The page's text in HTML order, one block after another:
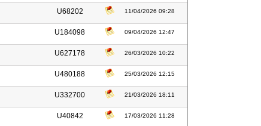
U68202 11/04/2026 09:28
U184098 09/04/2026 12:47
U627178 26/03/2026 10:22
U480188 25/03/2026 12:15
U332700 21/03/2026 18:11
U40842 17/03/2026 11:28